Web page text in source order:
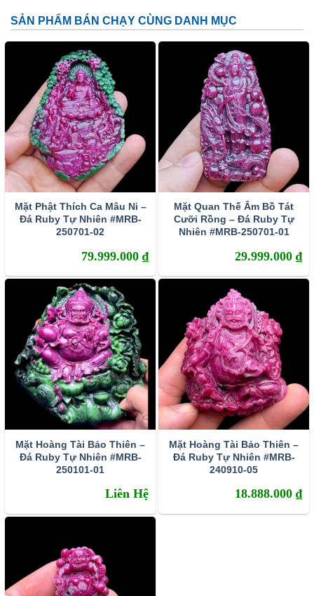
SẢN PHẨM BÁN CHẠY CÙNG DANH MỤC
Mặt Phật Thích Ca Mâu Ni –
Đá Ruby Tự Nhiên #MRB-
250701-02
79.999.000 ₫
Mặt Quan Thế Âm Bồ Tát
Cưỡi Rồng – Đá Ruby Tự
Nhiên #MRB-250701-01
29.999.000 ₫
Mặt Hoàng Tài Bảo Thiên –
Đá Ruby Tự Nhiên #MRB-
250101-01
Liên Hệ
Mặt Hoàng Tài Bảo Thiên –
Đá Ruby Tự Nhiên #MRB-
240910-05
18.888.000 ₫